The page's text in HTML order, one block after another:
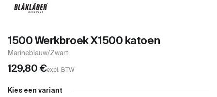
1500 Werkbroek X1500 katoen
Marineblauw/Zwart
129,80€excl. BTW
Kies een variant